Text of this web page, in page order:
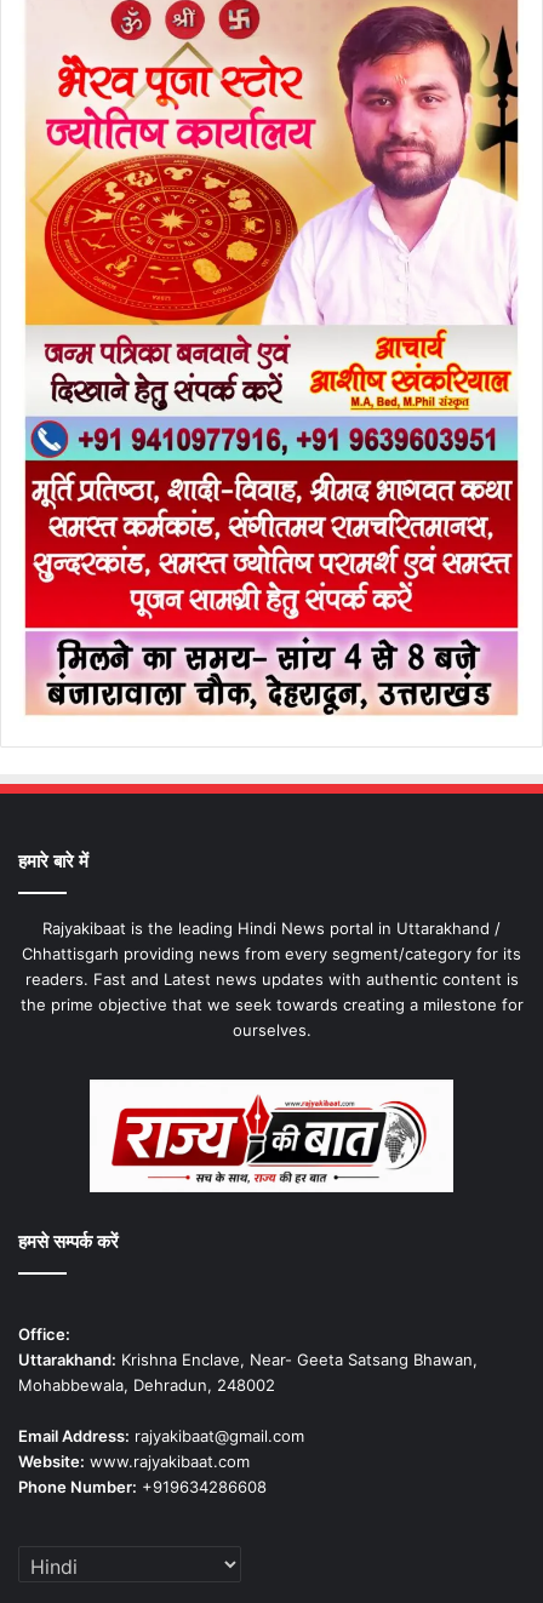
हमारे बारे में
Rajyakibaat is the leading Hindi News portal in Uttarakhand /
Chhattisgarh providing news from every segment/category for its
readers. Fast and Latest news updates with authentic content is
the prime objective that we seek towards creating a milestone for
ourselves.
हमसे सम्पर्क करें
Office:
Uttarakhand: Krishna Enclave, Near- Geeta Satsang Bhawan,
Mohabbewala, Dehradun, 248002
Email Address: rajyakibaat@gmail.com
Website: www.rajyakibaat.com
Phone Number: +919634286608